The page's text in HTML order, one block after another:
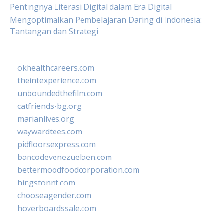
Pentingnya Literasi Digital dalam Era Digital
Mengoptimalkan Pembelajaran Daring di Indonesia:
Tantangan dan Strategi
okhealthcareers.com
theintexperience.com
unboundedthefilm.com
catfriends-bg.org
marianlives.org
waywardtees.com
pidfloorsexpress.com
bancodevenezuelaen.com
bettermoodfoodcorporation.com
hingstonnt.com
chooseagender.com
hoverboardssale.com